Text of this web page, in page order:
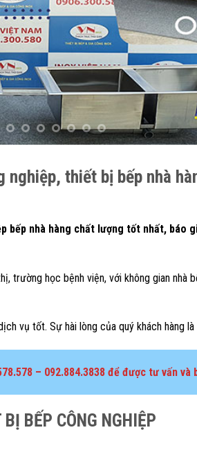
thiết bị bếp nhà
bếp nhà hàng chất lượng tốt nhất, báo
trường học bệnh viện, với không gian nhà
vụ tốt. Sự hài lòng của quý khách hàng
– 092.884.3838 để được tư vấn
BẾP CÔNG NGHIỆP